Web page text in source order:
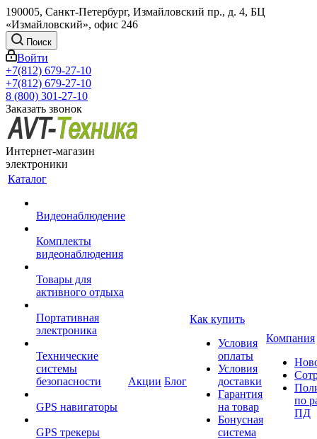
190005, Санкт-Петербург, Измайловский пр., д. 4, БЦ
«Измайловский», офис 246
Поиск
Войти
+7(812) 679-27-10
+7(812) 679-27-10
8 (800) 301-27-10
Заказать звонок
Интернет-магазин
электроники
Каталог
Видеонаблюдение
Комплекты
видеонаблюдения
Товары для
активного отдыха
Портативная
электроника
Технические
системы
безопасности
GPS навигаторы
GPS трекеры
Акции Блог
Как купить
Условия
оплаты
Условия
доставки
Гарантия
на товар
Бонусная
система
Компания
по
ПД